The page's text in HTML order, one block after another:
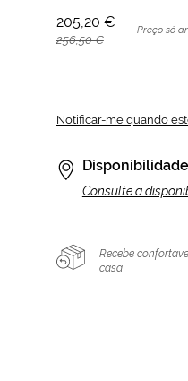
205,20 €
256,50 €
Preço só
Notificar-me quando
Consulte a
Recebe
casa